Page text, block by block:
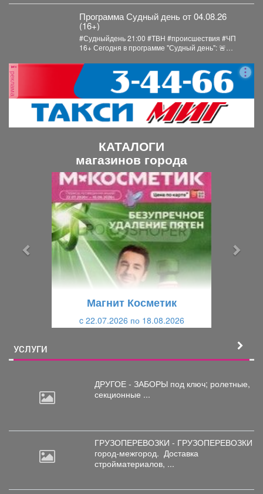
Программа Судный день от 04.08.26
(16+)
#Судныйдень 21:00 #ТВН #происшествия #ЧП
16+ Сегодня в программе "Судный день": 🚨
реклама
КАТАЛОГИ
магазинов города
Магнит Косметик
c 22.07.2026 по 18.08.2026
УСЛУГИ
ДРУГОЕ - ЗАБОРЫ под ключ; ролетные,
секционные ...
ГРУЗОПЕРЕВОЗКИ - ГРУЗОПЕРЕВОЗКИ
город-межгород. Доставка
стройматериалов, ...